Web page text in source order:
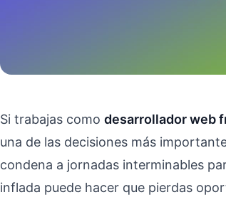
Si trabajas como desarrollador web
una de las decisiones más
condena a jornadas interminables
inflada puede hacer que pierdas